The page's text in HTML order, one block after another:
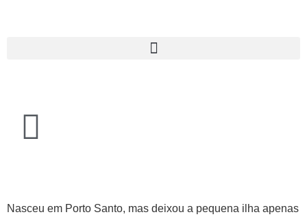
Nasceu em Porto Santo, mas deixou a pequena ilha apenas